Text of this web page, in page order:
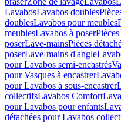
LavabosLavabos doubles
doublesLavabos pour meubles
meublesLavabos à poser
poserLave-mainsPièces
poserLave-mains d'angle
pour Lavabos semi-encastrés
pour Vasques à encastrer
pour Lavabos à sous-encastrer
collectifsLavabos Comfort
pour Lavabos pour enfants
détachées pour Lavabos